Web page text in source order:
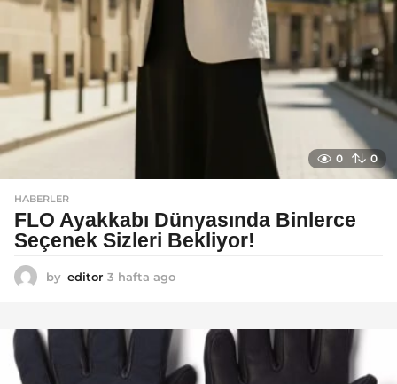
0 0
HABERLER
FLO Ayakkabı Dünyasında Binlerce
Seçenek Sizleri Bekliyor!
by editor 3 hafta ago
a